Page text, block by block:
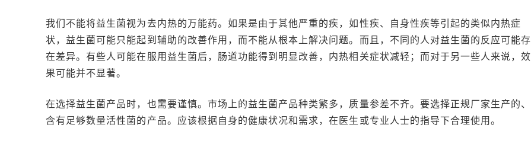
我们不能将益生菌视为去内热的万能药。如果是由于其他严重的疾，如性疾、自身性疾等引起的类似内热症
状，益生菌可能只能起到辅助的改善作用，而不能从根本上解决问题。而且，不同的人对益生菌的反应可能存
在差异。有些人可能在服用益生菌后，肠道功能得到明显改善，内热相关症状减轻；而对于另一些人来说，效
果可能并不显著。
在选择益生菌产品时，也需要谨慎。市场上的益生菌产品种类繁多，质量参差不齐。要选择正规厂家生产的、
含有足够数量活性菌的产品。应该根据自身的健康状况和需求，在医生或专业人士的指导下合理使用。